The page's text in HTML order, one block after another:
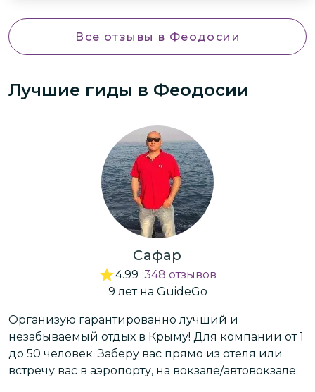
Все отзывы в Феодосии
Лучшие гиды в Феодосии
Сафар
4.99 348 отзывов
9 летна GuideGo
Организую гарантированно лучший и
незабываемый отдых в Крыму! Для компании от 1
до 50 человек. Заберу вас прямо из отеля или
встречу вас в аэропорту, на вокзале/автовокзале.